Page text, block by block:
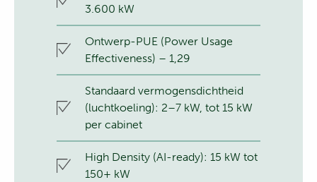
3.600 kW
Ontwerp-PUE (Power Usage
Effectiveness) – 1,29
Standaard vermogensdichtheid
(luchtkoeling): 2–7 kW, tot 15 kW
per cabinet
High Density (AI-ready): 15 kW tot
150+ kW